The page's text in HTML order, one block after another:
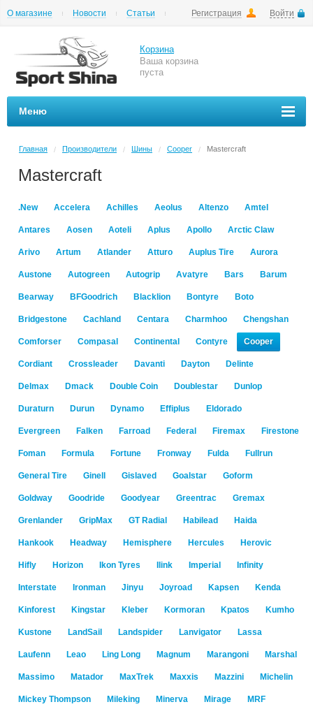
Регистрация Войти
О магазине Новости
Статьи
Корзина
Ваша корзина
пуста
Меню
Главная / Производители / Шины / Cooper / Mastercraft
Mastercraft
.New Accelera Achilles Aeolus Altenzo Amtel
Antares Aosen Aoteli Aplus Apollo Arctic Claw
Arivo Artum Atlander Atturo Auplus Tire Aurora
Austone Autogreen Autogrip Avatyre Bars Barum
Bearway BFGoodrich Blacklion Bontyre Boto
Bridgestone Cachland Centara Charmhoo Chengshan
Comforser Compasal Continental Contyre Cooper
Cordiant Crossleader Davanti Dayton Delinte
Delmax Dmack Double Coin Doublestar Dunlop
Duraturn Durun Dynamo Effiplus Eldorado
Evergreen Falken Farroad Federal Firemax Firestone
Foman Formula Fortune Fronway Fulda Fullrun
General Tire Ginell Gislaved Goalstar Goform
Goldway Goodride Goodyear Greentrac Gremax
Grenlander GripMax GT Radial Habilead Haida
Hankook Headway Hemisphere Hercules Herovic
Hifly Horizon Ikon Tyres Ilink Imperial Infinity
Interstate Ironman Jinyu Joyroad Kapsen Kenda
Kinforest Kingstar Kleber Kormoran Kpatos Kumho
Kustone LandSail Landspider Lanvigator Lassa
Laufenn Leao Ling Long Magnum Marangoni Marshal
Massimo Matador MaxTrek Maxxis Mazzini Michelin
Mickey Thompson Mileking Minerva Mirage MRF